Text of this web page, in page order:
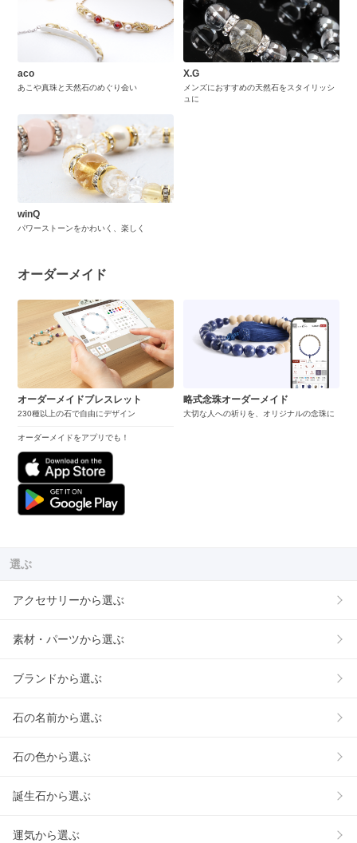
aco
あこや真珠と天然石のめぐり会い
X.G
メンズにおすすめの天然石をスタイリッシ
ュに
winQ
パワーストーンをかわいく、楽しく
オーダーメイド
オーダーメイドブレスレット
230種以上の石で自由にデザイン
オーダーメイドをアプリでも！
略式念珠オーダーメイド
大切な人への祈りを、オリジナルの念珠に
選ぶ
アクセサリーから選ぶ
素材・パーツから選ぶ
ブランドから選ぶ
石の名前から選ぶ
石の色から選ぶ
誕生石から選ぶ
運気から選ぶ